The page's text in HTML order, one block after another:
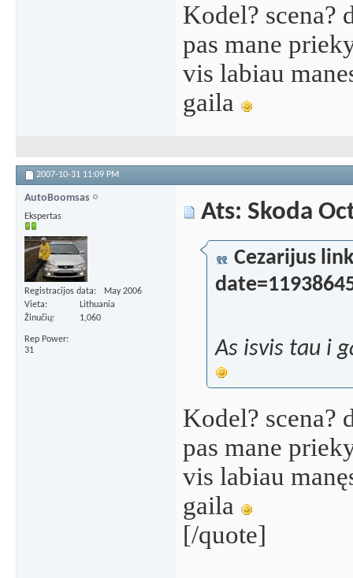
Kodel? scena?
pas mane
vis labiau
gaila
2007-10-31 11:09 PM
AutoBoomsas
Ekspertas
Registracijos data
May 2006
Vieta
Lithuania
Žinučių
1,060
Rep Power
31
Ats: Skoda
Cezarijus
As isvis tau i
Kodel? scena?
pas mane
vis labiau
gaila
[/quote]